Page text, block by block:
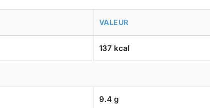
VALEUR
137 kcal
9.4 g